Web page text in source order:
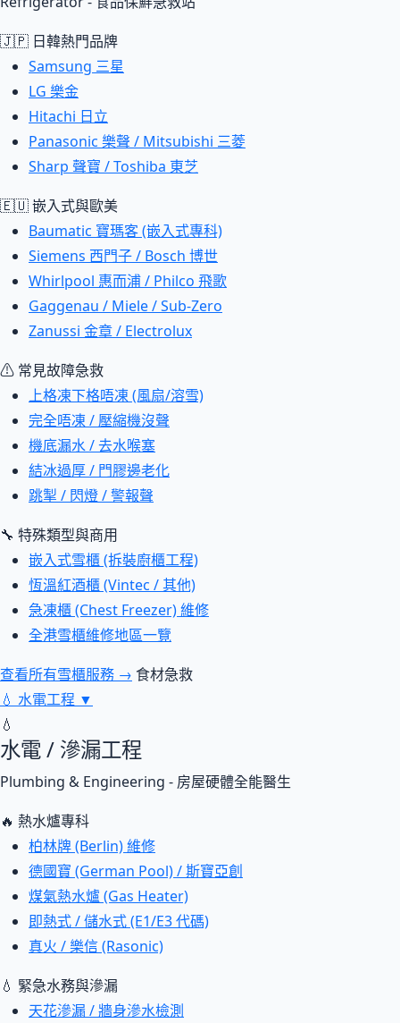
🇯🇵 日韓熱門品牌
Samsung 三星
LG 樂金
Hitachi 日立
Panasonic 樂聲 / Mitsubishi 三菱
Sharp 聲寶 / Toshiba 東芝
🇪🇺 嵌入式與歐美
Baumatic 寶瑪客 (嵌入式專科)
Siemens 西門子 / Bosch 博世
Whirlpool 惠而浦 / Philco 飛歌
Gaggenau / Miele / Sub-Zero
Zanussi 金章 / Electrolux
⚠ 常見故障急救
上格凍下格唔凍 (風扇/溶雪)
完全唔凍 / 壓縮機沒聲
機底漏水 / 去水喉塞
結冰過厚 / 門膠邊老化
跳掣 / 閃燈 / 警報聲
🔧 特殊類型與商用
嵌入式雪櫃 (拆裝廚櫃工程)
恆溫紅酒櫃 (Vintec / 其他)
急凍櫃 (Chest Freezer) 維修
全港雪櫃維修地區一覽
查看所有雪櫃服務 → 食材急救
💧 水電工程 ▼
💧
水電 / 滲漏工程
Plumbing & Engineering - 房屋硬體全能醫生
🔥 熱水爐專科
柏林牌 (Berlin) 維修
德國寶 (German Pool) / 斯寶亞創
煤氣熱水爐 (Gas Heater)
即熱式 / 儲水式 (E1/E3 代碼)
真火 / 樂信 (Rasonic)
💧 緊急水務與滲漏
天花滲漏 / 牆身滲水檢測